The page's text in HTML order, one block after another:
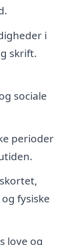
i
skrift.
sociale
perioder
fysiske
love og